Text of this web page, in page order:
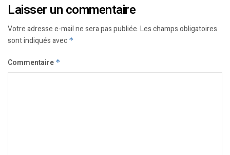
Laisser un commentaire
Votre adresse e-mail ne sera pas publiée.Les champs obligatoires
sont indiqués avec *
Commentaire *